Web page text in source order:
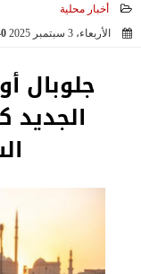
أخبار محلية
الأربعاء، 3 سبتمبر 2025
جلوبال